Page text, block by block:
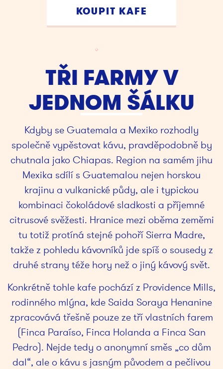
KOUPIT KAFE
TŘI FARMY V
JEDNOM ŠÁLKU
Kdyby se Guatemala a Mexiko rozhodly
společně vypěstovat kávu, pravděpodobně by
chutnala jako Chiapas. Region na samém jihu
Mexika sdílí s Guatemalou nejen horskou
krajinu a vulkanické půdy, ale i typickou
kombinaci čokoládové sladkosti a příjemné
citrusové svěžesti. Hranice mezi oběma zeměmi
tu totiž protíná stejné pohoří Sierra Madre,
takže z pohledu kávovníků jde spíš o sousedy z
druhé strany téže hory než o jiný kávový svět.
Konkrétně tohle kafe pochází z Providence Mills,
rodinného mlýna, kde Saida Soraya Henanine
zpracovává třešně pouze ze tří vlastních farem
(Finca Paraíso, Finca Holanda a Finca San
Pedro). Nejde tedy o anonymní směs „co dům
dal“, ale o kávu s jasným původem a pečlivou